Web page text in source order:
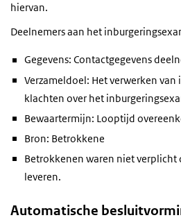
hiervan.
Deelnemers aan het
Gegevens: Contactgegevens
Verzameldoel: Het verwerken
klachten over het
Bewaartermijn: Looptijd
Bron: Betrokkene
Betrokkenen waren niet verplicht
leveren.
Automatische